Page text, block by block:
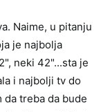
Naime, u pitanju
je najbolja
neki 42"...sta je
i najbolji tv do
treba da bude